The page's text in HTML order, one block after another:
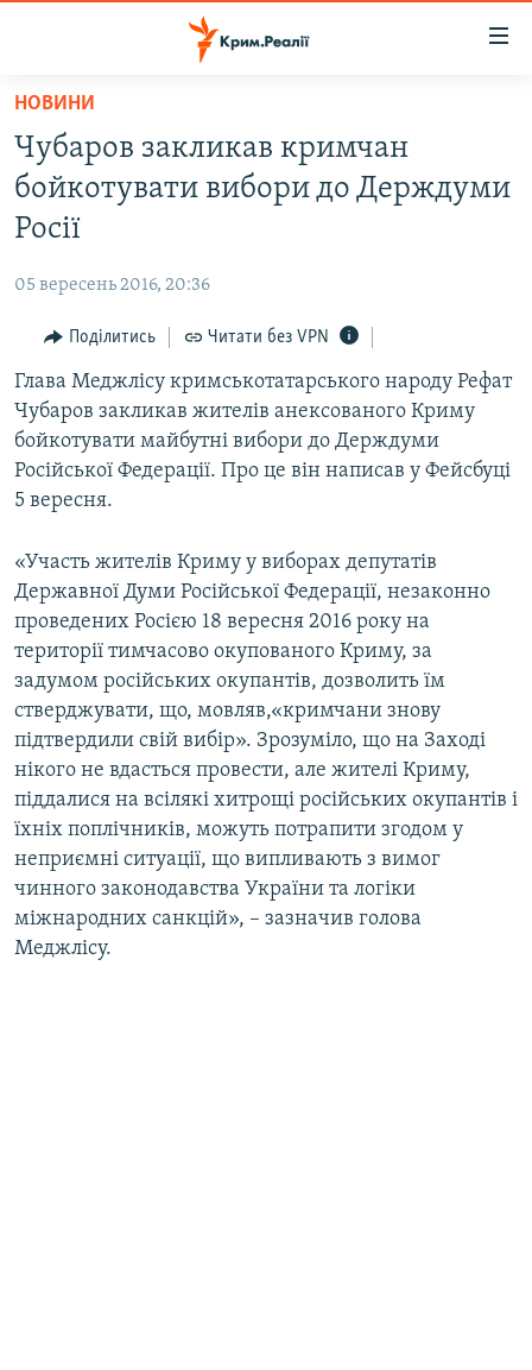
Перейти
основного
матеріалу
Перейти
до
основної
навігації
Перейти
пошуку
НОВИНИ
ВОДА.КРИМ
ВІДЕО ТА ФОТО
БЛОГИ
ПОГЛЯД
ІНТЕРВ'Ю
ВСЕ ЗА ДЕНЬ
СПЕЦПРОЕКТИ
ДЕПОРТАЦІЯ
ВІДЕОУРОКИ «ELIFBE»
СВІДЧЕННЯ ОКУПАЦІЇ
УКРАЇНСЬКА ПРОБЛЕМА КРИМУ
ІНФОГРАФІКА
ЯК ОБІЙТИ БЛОКУВАННЯ
Русский
Qırımtatar
ДОЛУЧАЙСЯ!
Усі сайти RFE/RL
НОВИНИ
Чубаров закликав кримчан
бойкотувати вибори до Держдуми
Росії
05 вересень 2016, 20:36
Поділитись Читати без VPN
Глава Меджлісу кримськотатарського народу Рефат
Чубаров закликав жителів анексованого Криму
бойкотувати майбутні вибори до Держдуми
Російської Федерації. Про це він написав у Фейсбуці
5 вересня.
«Участь жителів Криму у виборах депутатів
Державної Думи Російської Федерації, незаконно
проведених Росією 18 вересня 2016 року на
території тимчасово окупованого Криму, за
задумом російських окупантів, дозволить їм
стверджувати, що, мовляв,«кримчани знову
підтвердили свій вибір». Зрозуміло, що на Заході
нікого не вдасться провести, але жителі Криму,
піддалися на всілякі хитрощі російських окупантів і
їхніх поплічників, можуть потрапити згодом у
неприємні ситуації, що випливають з вимог
чинного законодавства України та логіки
міжнародних санкцій», – зазначив голова
Меджлісу.